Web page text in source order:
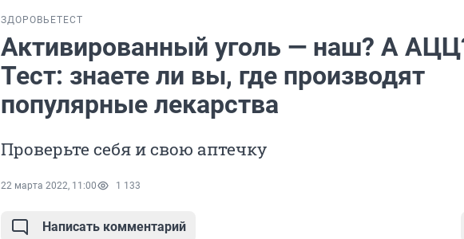
ЗДОРОВЬЕТЕСТ
Активированный уголь — наш? А
Тест: знаете ли вы, где производят
популярные лекарства
Проверьте себя и свою аптечку
22 марта 2022, 11:00 1 133
Написать комментарий